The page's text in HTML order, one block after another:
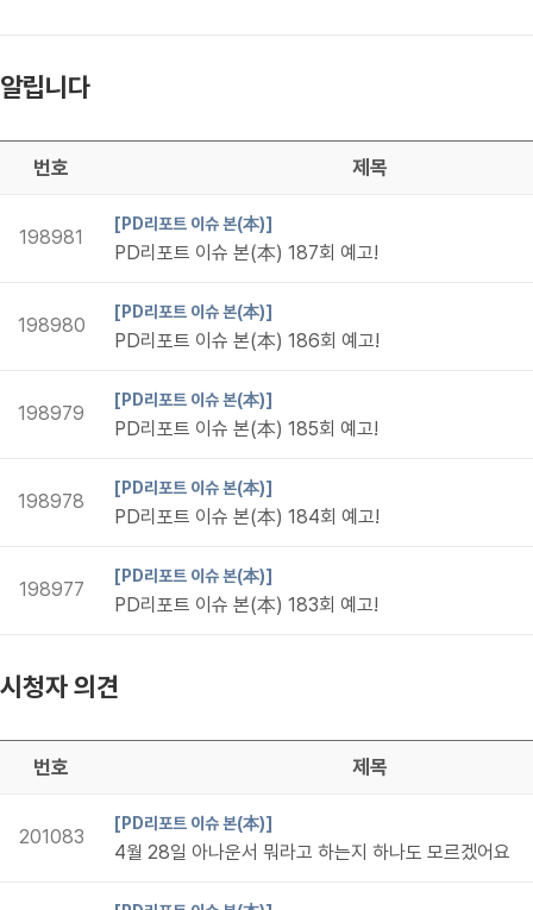
알립니다
번호 제목
198981
[PD리포트 이슈 본(本)]
PD리포트 이슈 본(本) 187회 예고!
198980
[PD리포트 이슈 본(本)]
PD리포트 이슈 본(本) 186회 예고!
198979
[PD리포트 이슈 본(本)]
PD리포트 이슈 본(本) 185회 예고!
198978
[PD리포트 이슈 본(本)]
PD리포트 이슈 본(本) 184회 예고!
198977
[PD리포트 이슈 본(本)]
PD리포트 이슈 본(本) 183회 예고!
시청자 의견
번호 제목
201083
[PD리포트 이슈 본(本)]
4월 28일 아나운서 뭐라고 하는지 하나도 모르겠어요